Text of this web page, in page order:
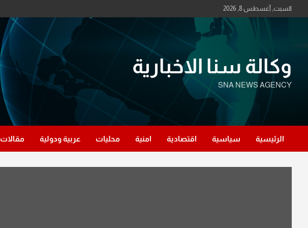
to
السبت, أغسطس 8, 2026
وكالة سنا الاخبارية
SNA NEWS AGENCY
الرئيسية سياسية اقتصادية امنية محليات عربية ودولية مقالات